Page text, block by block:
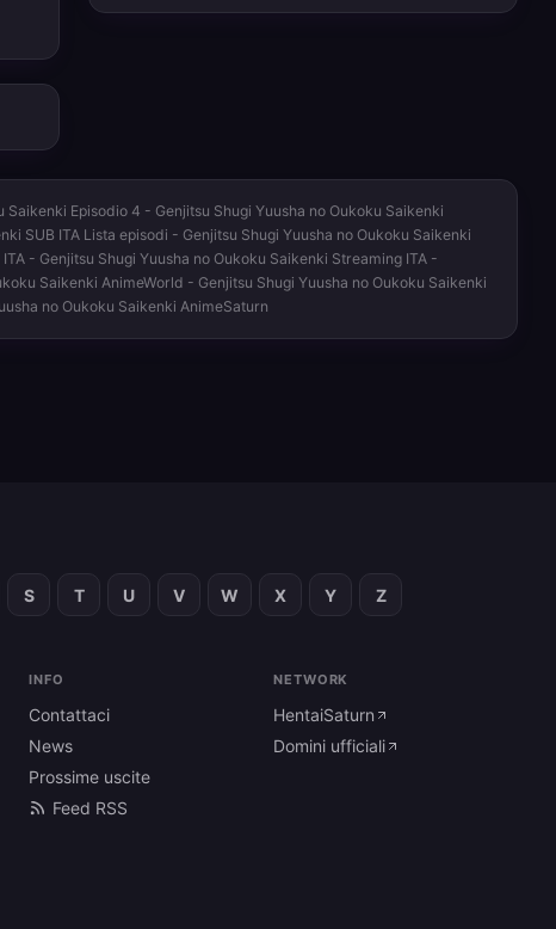
Episodio 4 - Genjitsu Shugi Yuusha no Oukoku Saikenki
SUB ITA Lista episodi - Genjitsu Shugi Yuusha no Oukoku Saikenki
- Genjitsu Shugi Yuusha no Oukoku Saikenki Streaming ITA -
Saikenki AnimeWorld - Genjitsu Shugi Yuusha no Oukoku Saikenki
no Oukoku Saikenki AnimeSaturn
S T U V W X Y Z
INFO
Contattaci
News
Prossime uscite
Feed RSS
NETWORK
HentaiSaturn
Domini ufficiali